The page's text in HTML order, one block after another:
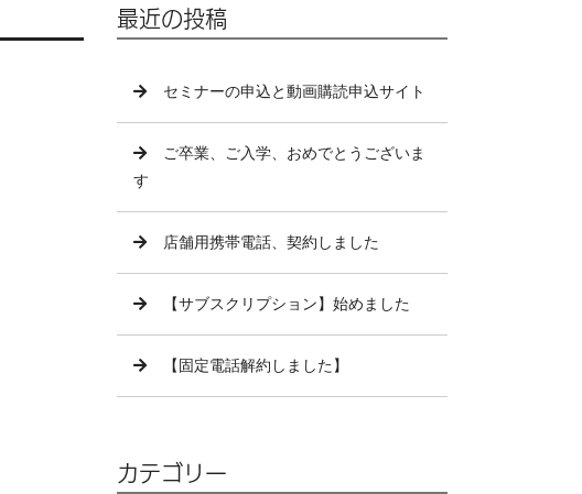
最近の投稿
セミナーの申込と動画購読申込サイト
ご卒業、ご入学、おめでとうございま
す
店舗用携帯電話、契約しました
【サブスクリプション】始めました
【固定電話解約しました】
カテゴリー